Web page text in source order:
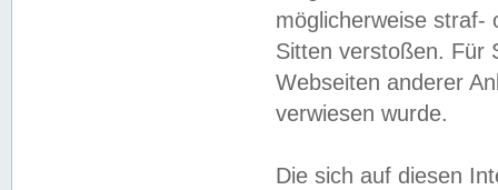
möglicherweise straf-
Sitten verstoßen. Für
Webseiten anderer
verwiesen wurde.
Die sich auf diesen